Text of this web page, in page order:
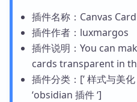
插件名称：Canvas
插件作者：luxmargos
插件说明：You can
cards transparent in
插件分类：[’ 样式与美化
‘obsidian 插件 ‘]